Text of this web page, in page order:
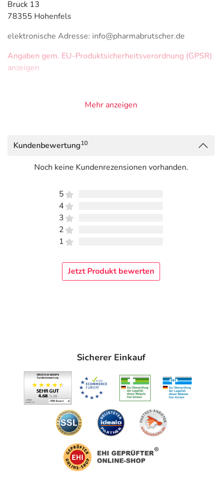
Bruck 13
78355 Hohenfels
elektronische Adresse: info@pharmabrutscher.de
Angaben gem. EU-Produktsicherheitsverordnung (GPSR)
anzeigen
Mehr anzeigen
Kundenbewertung10
Noch keine Kundenrezensionen vorhanden.
5
4
3
2
1
Jetzt Produkt bewerten
Sicherer Einkauf